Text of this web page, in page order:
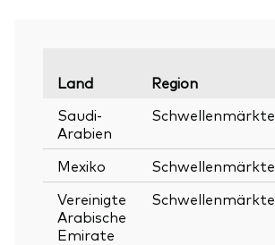
Land Region
Saudi-
Arabien
Schwellenmärkte
Mexiko Schwellenmärkte
Vereinigte
Arabische
Emirate
Schwellenmärkte